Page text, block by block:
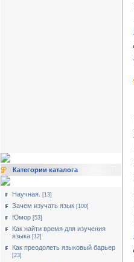
Категории каталога
Научная. [13]
Зачем изучать язык [100]
Юмор [53]
Как найти время для изучения
языка [12]
Как преодолеть языковый барьер
[23]